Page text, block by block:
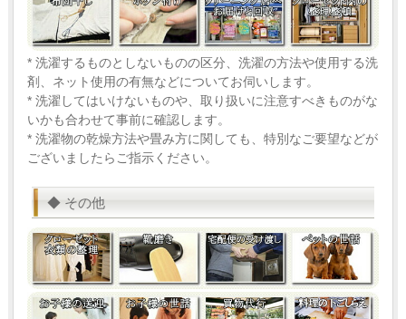
* 洗濯するものとしないものの区分、洗濯の方法や使用する洗
剤、ネット使用の有無などについてお伺いします。
* 洗濯してはいけないものや、取り扱いに注意すべきものがな
いかも合わせて事前に確認します。
* 洗濯物の乾燥方法や畳み方に関しても、特別なご要望などが
ございましたらご指示ください。
◆ その他